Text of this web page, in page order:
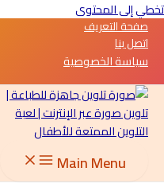
تخطي إلى المحتوى
صفحة التعريف
اتصل بنا
سياسة الخصوصية
Main Menu